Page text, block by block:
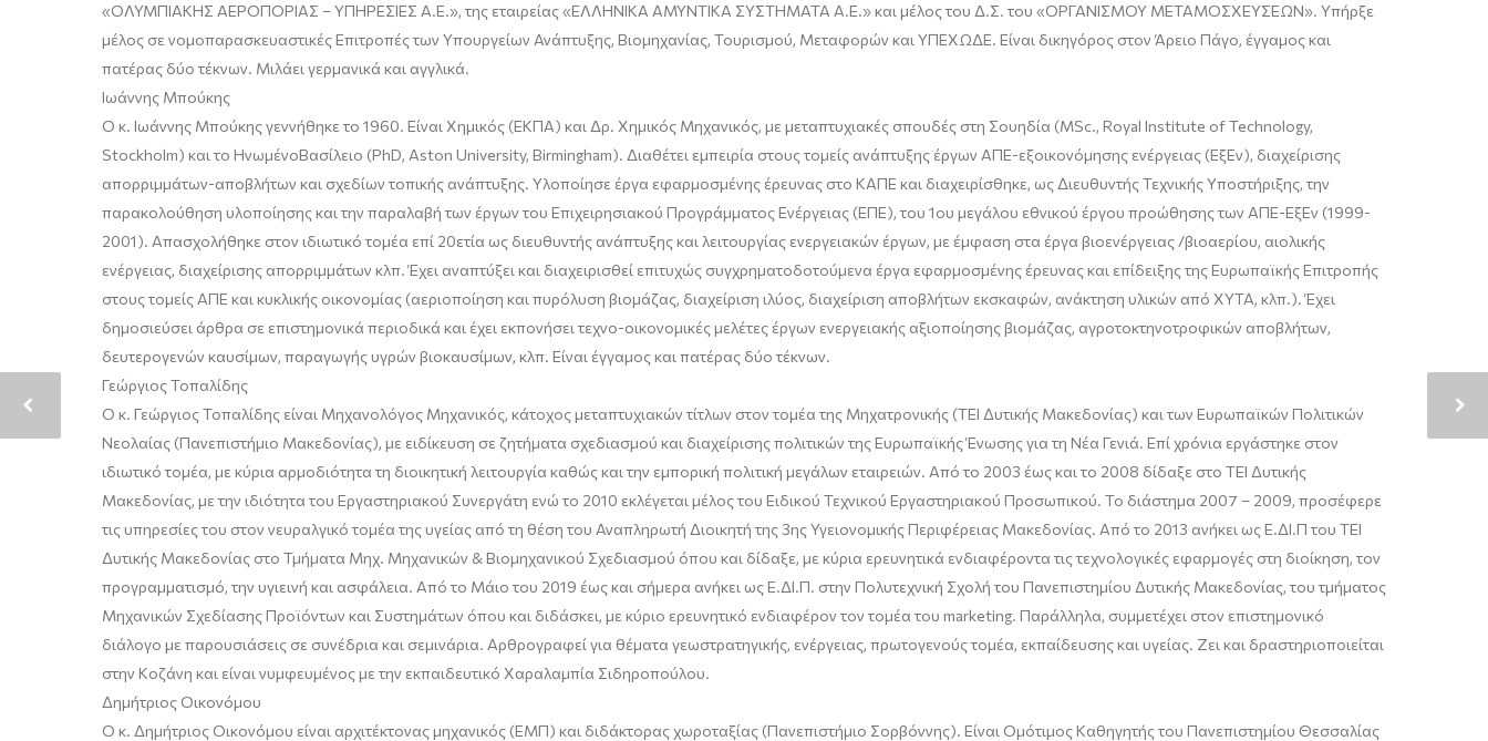
«ΟΛΥΜΠΙΑΚΗΣ ΑΕΡΟΠΟΡΙΑΣ – ΥΠΗΡΕΣΙΕΣ Α.Ε.», της εταιρείας «ΕΛΛΗΝΙΚΑ ΑΜΥΝΤΙΚΑ ΣΥΣΤΗΜΑΤΑ Α.Ε.» και μέλος του Δ.Σ. του «ΟΡΓΑΝΙΣΜΟΥ ΜΕΤΑΜΟΣΧΕΥΣΕΩΝ». Υπήρξε
μέλος σε νομοπαρασκευαστικές Επιτροπές των Υπουργείων Ανάπτυξης, Βιομηχανίας, Τουρισμού, Μεταφορών και ΥΠΕΧΩΔΕ. Είναι δικηγόρος στον Άρειο Πάγο, έγγαμος και
πατέρας δύο τέκνων. Μιλάει γερμανικά και αγγλικά.
Ιωάννης Μπούκης
O κ. Ιωάννης Μπούκηςγεννήθηκε το 1960. Είναι Χημικός (ΕΚΠΑ) και Δρ. Χημικός Μηχανικός, με μεταπτυχιακές σπουδές στη Σουηδία (MSc., Royal Institute ofTechnology,
Stockholm) και το ΗνωμένοΒασίλειο (PhD, Aston University, Birmingham). Διαθέτει εμπειρία στους τομείς ανάπτυξης έργων ΑΠΕ-εξοικονόμησης ενέργειας (ΕξΕν), διαχείρισης
απορριμμάτων-αποβλήτων και σχεδίων τοπικής ανάπτυξης. Υλοποίησε έργα εφαρμοσμένης έρευνας στο ΚΑΠΕ και διαχειρίσθηκε, ως Διευθυντής Τεχνικής Υποστήριξης, την
παρακολούθηση υλοποίησης και την παραλαβή των έργων του Επιχειρησιακού Προγράμματος Ενέργειας (ΕΠΕ), του 1ου μεγάλου εθνικού έργου προώθησης των ΑΠΕ-ΕξΕν (1999-
2001). Απασχολήθηκε στον ιδιωτικό τομέα επί 20ετία ως διευθυντής ανάπτυξης και λειτουργίας ενεργειακών έργων, με έμφαση στα έργα βιοενέργειας /βιοαερίου, αιολικής
ενέργειας, διαχείρισης απορριμμάτων κλπ. Έχει αναπτύξει και διαχειρισθεί επιτυχώς συγχρηματοδοτούμενα έργα εφαρμοσμένης έρευνας και επίδειξηςτης ΕυρωπαϊκήςΕπιτροπής
στους τομείς ΑΠΕ και κυκλικής οικονομίας (αεριοποίηση και πυρόλυση βιομάζας, διαχείριση ιλύος, διαχείριση αποβλήτων εκσκαφών, ανάκτηση υλικών από ΧΥΤΑ, κλπ.). Έχει
δημοσιεύσει άρθρα σε επιστημονικά περιοδικά και έχει εκπονήσει τεχνο-οικονομικές μελέτες έργων ενεργειακής αξιοποίησης βιομάζας, αγροτοκτηνοτροφικών αποβλήτων,
δευτερογενών καυσίμων, παραγωγής υγρών βιοκαυσίμων, κλπ. Είναι έγγαμος και πατέρας δύο τέκνων.
Γεώργιος Τοπαλίδης
Ο κ. Γεώργιος Τοπαλίδης είναι Μηχανολόγος Μηχανικός, κάτοχος μεταπτυχιακών τίτλων στον τομέα της Μηχατρονικής (ΤΕΙ Δυτικής Μακεδονίας) και των Ευρωπαϊκών Πολιτικών
Νεολαίας (Πανεπιστήμιο Μακεδονίας), με ειδίκευση σε ζητήματα σχεδιασμού και διαχείρισης πολιτικών της Ευρωπαϊκής Ένωσης για τη Νέα Γενιά. Επί χρόνια εργάστηκε στον
ιδιωτικό τομέα, με κύρια αρμοδιότητα τη διοικητική λειτουργία καθώς και την εμπορική πολιτική μεγάλων εταιρειών. Από το 2003 έως και το 2008 δίδαξε στο ΤΕΙ Δυτικής
Μακεδονίας, με την ιδιότητα του Εργαστηριακού Συνεργάτη ενώ το 2010 εκλέγεται μέλος του Ειδικού Τεχνικού Εργαστηριακού Προσωπικού. Το διάστημα 2007 – 2009, προσέφερε
τις υπηρεσίες του στον νευραλγικό τομέα της υγείας από τη θέση του Αναπληρωτή Διοικητή της 3ηςΥγειονομικής Περιφέρειας Μακεδονίας. Από το 2013 ανήκει ως Ε.ΔΙ.Π του ΤΕΙ
Δυτικής Μακεδονίας στο Τμήματα Μηχ. Μηχανικών & Βιομηχανικού Σχεδιασμού όπου και δίδαξε, με κύρια ερευνητικά ενδιαφέροντα τις τεχνολογικές εφαρμογές στη διοίκηση, τον
προγραμματισμό, την υγιεινή και ασφάλεια. Από το Μάιο του 2019 έως και σήμερα ανήκει ως Ε.ΔΙ.Π. στην Πολυτεχνική Σχολή του Πανεπιστημίου Δυτικής Μακεδονίας, του τμήματος
Μηχανικών Σχεδίασης Προϊόντων και Συστημάτων όπου και διδάσκει, με κύριο ερευνητικό ενδιαφέρον τον τομέα του marketing. Παράλληλα, συμμετέχει στον επιστημονικό
διάλογο με παρουσιάσεις σε συνέδρια και σεμινάρια. Αρθρογραφεί για θέματα γεωστρατηγικής, ενέργειας, πρωτογενούς τομέα, εκπαίδευσης και υγείας. Ζει και δραστηριοποιείται
στην Κοζάνη και είναι νυμφευμένος με την εκπαιδευτικό Χαραλαμπία Σιδηροπούλου.
Δημήτριος Οικονόμου
Ο κ. Δημήτριος Οικονόμου είναι αρχιτέκτονας μηχανικός (ΕΜΠ) και διδάκτορας χωροταξίας (Πανεπιστήμιο Σορβόννης). Είναι Ομότιμος Καθηγητής του Πανεπιστημίου Θεσσαλίας